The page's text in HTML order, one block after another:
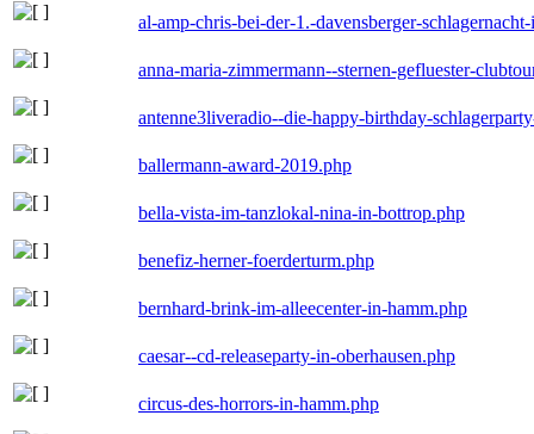
al-amp-chris-bei-der-1.-davensberger-
anna-maria-zimmermann--sternen-gefluester-
antenne3liveradio--die-happy-birthday-
ballermann-award-2019.php
bella-vista-im-tanzlokal-nina-in-bottrop.php
benefiz-herner-foerderturm.php
bernhard-brink-im-alleecenter-in-hamm.php
caesar--cd-releaseparty-in-oberhausen.php
circus-des-horrors-in-hamm.php